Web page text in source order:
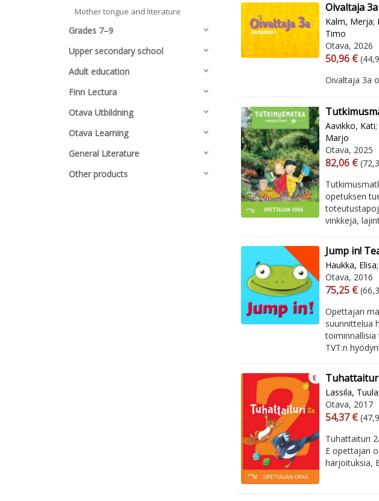
Mother tongue and literature
Grades 7–9
Upper secondary school
Adult education
Finn Lectura
Otava Utbildning
Otava Learning
General Literature
Other products
Oivaltaja
Kalm, Merja;
Timo
Otava, 2026
50,96 €
Oivaltaja 3a
Aavikko, Kati;
Marjo
Otava, 2025
82,06 €
opetuksen
vinkkejä,
Jump in!
Haukka, Elisa;
Otava, 2016
75,25 €
Opettajan
suunnittelua
toiminnallisia
TVT:n
Lassila, Tuula;
Otava, 2017
54,37 €
Tuhattaituri
E opettajan
harjoituksia,